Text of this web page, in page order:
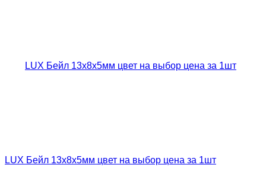
LUX Бейл 13х8х5мм цвет на выбор цена за 1шт